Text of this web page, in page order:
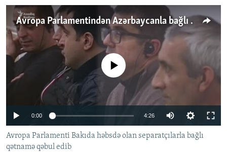
ARAŞDIRMA
MULTIMEDIA
VIDEO
İNFOQRAFIKA
KARIKATURA
RADIO ARXIV
AZƏRBAYCAN ƏDƏBIYYATI KITABXANASI
İSLAM VƏ DEMOKRATIYA
İZ - MƏDƏNIYYƏT PROQRAMI
HAQQIMIZDA
MISSIYAMIZ
PEŞƏ ETIKASI VƏ JURNALISTIKA STANDARTLARIMIZ
MATERIALLARIMIZDAN ISTIFADƏ
AZADLIQRADIOSU MOBIL TELEFONUNUZDA
RFE/RL-in bütün saytları
Avropa Parlamentindən Azərbaycanla bağlı sənəd: Qarabağ separatçıları tələb olunur
No media source currently available
0:00 4:26
240p
Avropa Parlamenti Bakıda həbsdə olan separatçılarla bağlı
qətnamə qəbul edib